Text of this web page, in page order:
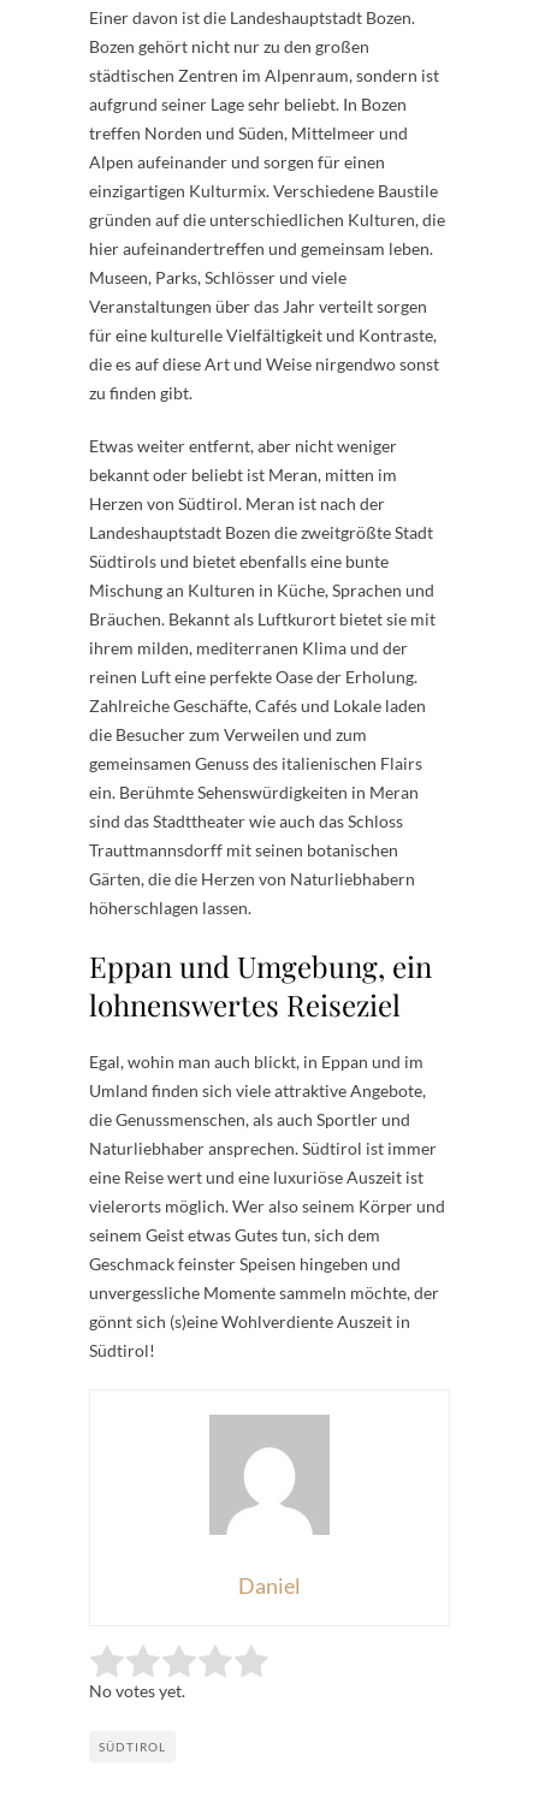
Einer davon ist die Landeshauptstadt Bozen.
Bozen gehört nicht nur zu den großen
städtischen Zentren im Alpenraum, sondern ist
aufgrund seiner Lage sehr beliebt. In Bozen
treffen Norden und Süden, Mittelmeer und
Alpen aufeinander und sorgen für einen
einzigartigen Kulturmix. Verschiedene Baustile
gründen auf die unterschiedlichen Kulturen, die
hier aufeinandertreffen und gemeinsam leben.
Museen, Parks, Schlösser und viele
Veranstaltungen über das Jahr verteilt sorgen
für eine kulturelle Vielfältigkeit und Kontraste,
die es auf diese Art und Weise nirgendwo sonst
zu finden gibt.
Etwas weiter entfernt, aber nicht weniger
bekannt oder beliebt ist Meran, mitten im
Herzen von Südtirol. Meran ist nach der
Landeshauptstadt Bozen die zweitgrößte Stadt
Südtirols und bietet ebenfalls eine bunte
Mischung an Kulturen in Küche, Sprachen und
Bräuchen. Bekannt als Luftkurort bietet sie mit
ihrem milden, mediterranen Klima und der
reinen Luft eine perfekte Oase der Erholung.
Zahlreiche Geschäfte, Cafés und Lokale laden
die Besucher zum Verweilen und zum
gemeinsamen Genuss des italienischen Flairs
ein. Berühmte Sehenswürdigkeiten in Meran
sind das Stadttheater wie auch das Schloss
Trauttmannsdorff mit seinen botanischen
Gärten, die die Herzen von Naturliebhabern
höherschlagen lassen.
Eppan und Umgebung, ein
lohnenswertes Reiseziel
Egal, wohin man auch blickt, in Eppan und im
Umland finden sich viele attraktive Angebote,
die Genussmenschen, als auch Sportler und
Naturliebhaber ansprechen. Südtirol ist immer
eine Reise wert und eine luxuriöse Auszeit ist
vielerorts möglich. Wer also seinem Körper und
seinem Geist etwas Gutes tun, sich dem
Geschmack feinster Speisen hingeben und
unvergessliche Momente sammeln möchte, der
gönnt sich (s)eine Wohlverdiente Auszeit in
Südtirol!
Daniel
Rate this item: Submit Rating
No votes yet.
SÜDTIROL